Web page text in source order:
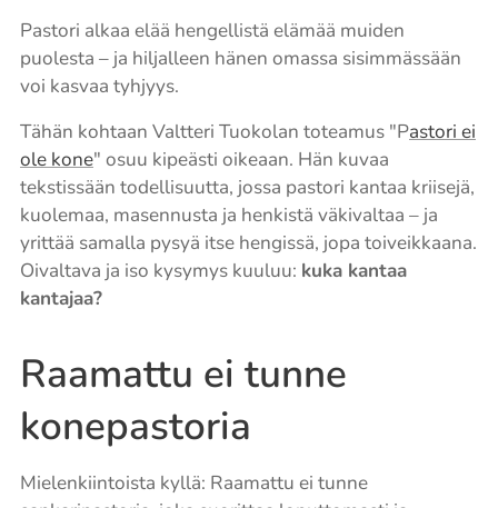
Pastori alkaa elää hengellistä elämää muiden
puolesta – ja hiljalleen hänen omassa sisimmässään
voi kasvaa tyhjyys.
Tähän kohtaan Valtteri Tuokolan toteamus "Pastori ei
ole kone" osuu kipeästi oikeaan. Hän kuvaa
tekstissään todellisuutta, jossa pastori kantaa kriisejä,
kuolemaa, masennusta ja henkistä väkivaltaa – ja
yrittää samalla pysyä itse hengissä, jopa toiveikkaana.
Oivaltava ja iso kysymys kuuluu: kuka kantaa
kantajaa?
Raamattu ei tunne
konepastoria
Mielenkiintoista kyllä: Raamattu ei tunne